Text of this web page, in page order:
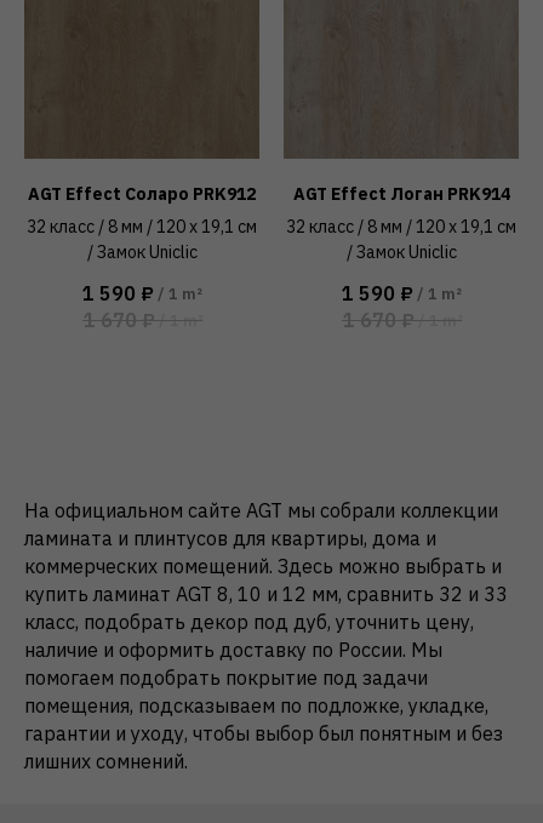
AGT Effect Соларо PRK912
32 класс / 8 мм / 120 x 19,1 см
/ Замок Uniclic
1 590 ₽ / 1 m²
1 670 ₽/1 m²
AGT Effect Логан PRK914
32 класс / 8 мм / 120 x 19,1 см
/ Замок Uniclic
1 590 ₽ / 1 m²
1 670 ₽/1 m²
На официальном сайте AGT мы собрали коллекции
ламината и плинтусов для квартиры, дома и
коммерческих помещений. Здесь можно выбрать и
купить ламинат AGT 8, 10 и 12 мм, сравнить 32 и 33
класс, подобрать декор под дуб, уточнить цену,
наличие и оформить доставку по России. Мы
помогаем подобрать покрытие под задачи
помещения, подсказываем по подложке, укладке,
гарантии и уходу, чтобы выбор был понятным и без
лишних сомнений.